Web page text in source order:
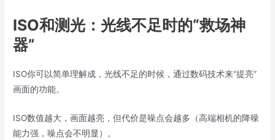
ISO和测光：光线不足时的“救场神
器”
ISO你可以简单理解成，光线不足的时候，通过数码技术来“提亮”
画面的功能。
ISO数值越大，画面越亮，但代价是噪点会越多（高端相机的降噪
能力强，噪点会不明显）。